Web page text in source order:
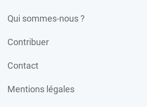
Qui sommes-nous ?
Contribuer
Contact
Mentions légales